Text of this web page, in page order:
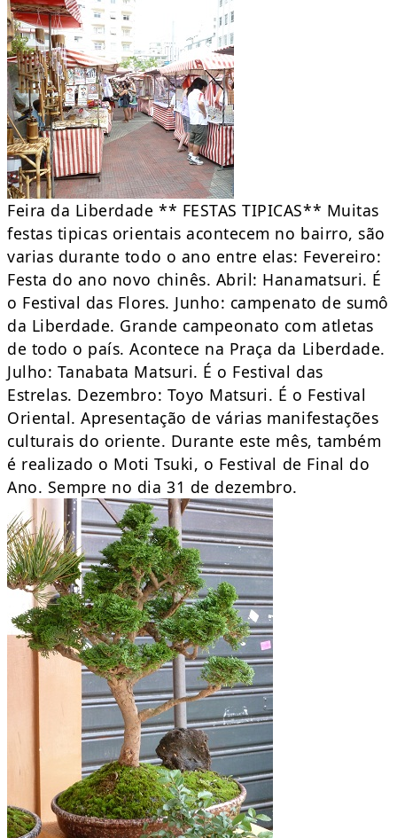
Feira da Liberdade ** FESTAS TIPICAS** Muitas
festas tipicas orientais acontecem no bairro, são
varias durante todo o ano entre elas: Fevereiro:
Festa do ano novo chinês. Abril: Hanamatsuri. É
o Festival das Flores. Junho: campenato de sumô
da Liberdade. Grande campeonato com atletas
de todo o país. Acontece na Praça da Liberdade.
Julho: Tanabata Matsuri. É o Festival das
Estrelas. Dezembro: Toyo Matsuri. É o Festival
Oriental. Apresentação de várias manifestações
culturais do oriente. Durante este mês, também
é realizado o Moti Tsuki, o Festival de Final do
Ano. Sempre no dia 31 de dezembro.